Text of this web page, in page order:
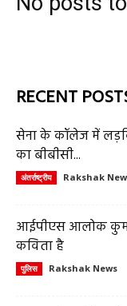
RECENT
सेना के कॉलेज में
का बीबीसी...
अंतर्राष्ट्रीय Rakshak
आईपीएस आलोक
कविता है
पुलिस Rakshak News